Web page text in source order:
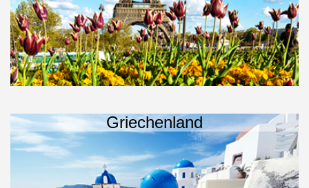
Griechenland